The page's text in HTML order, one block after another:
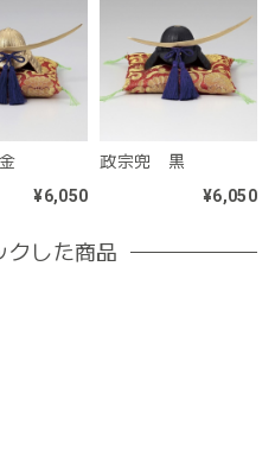
¥6,050
政宗兜 黒
¥6,050
クした商品